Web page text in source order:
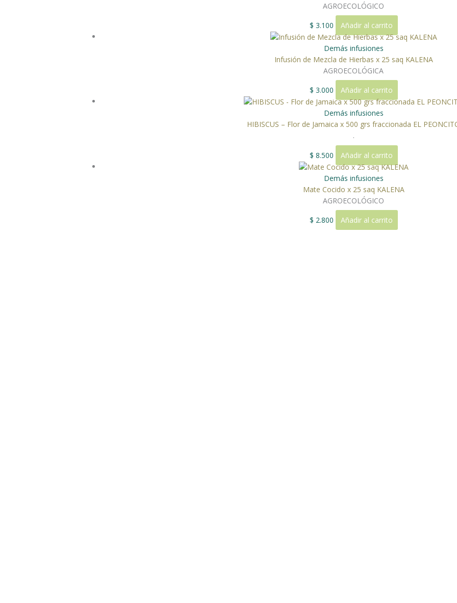
AGROECOLÓGICO
$ 3.100 Añadir al carrito
Demás infusiones
Infusión de Mezcla de Hierbas x 25 saq KALENA
AGROECOLÓGICA
$ 3.000 Añadir al carrito
Demás infusiones
HIBISCUS – Flor de Jamaica x 500 grs fraccionada EL
.
$ 8.500 Añadir al carrito
Demás infusiones
Mate Cocido x 25 saq KALENA
AGROECOLÓGICO
$ 2.800 Añadir al carrito